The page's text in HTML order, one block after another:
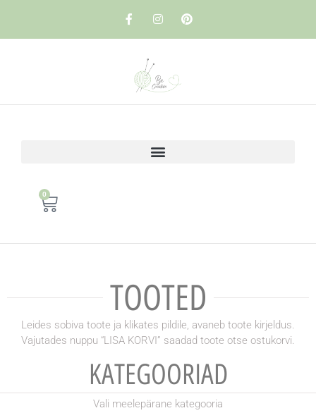
0
TOOTED
Leides sobiva toote ja klikates pildile, avaneb toote kirjeldus.
Vajutades nuppu “LISA KORVI” saadad toote otse ostukorvi.
KATEGOORIAD
Vali meelepärane kategooria